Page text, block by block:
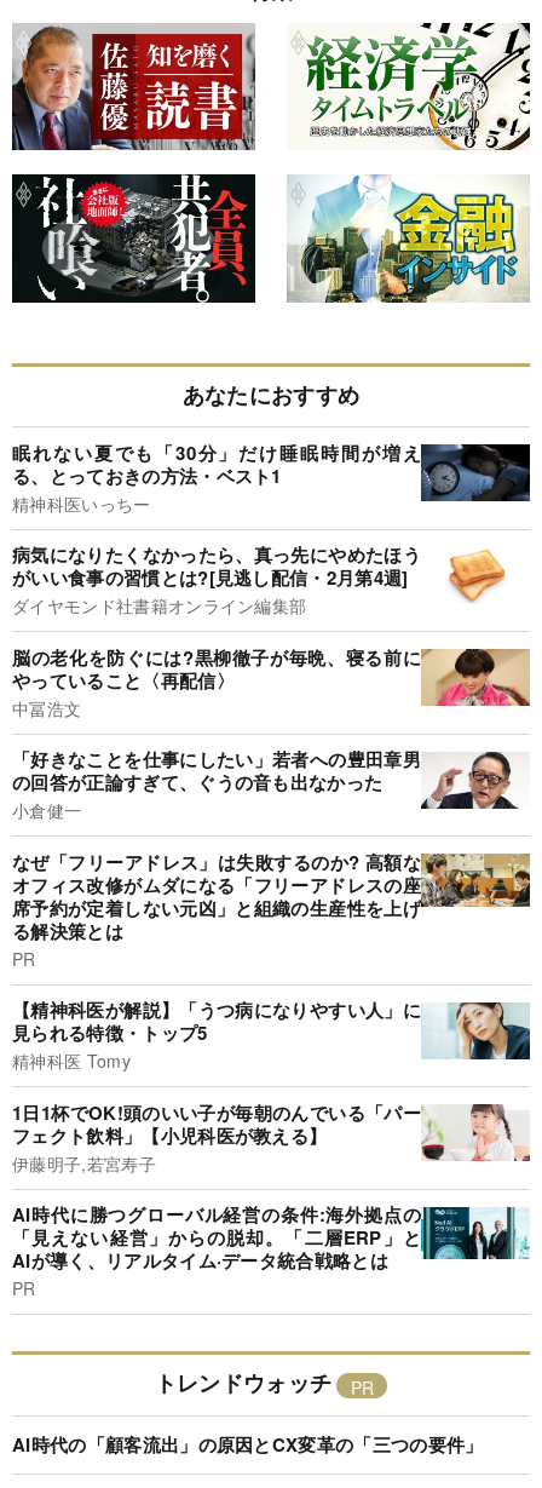
あなたにおすすめ
眠れない夏でも「30分」だけ睡眠時間が増え
る、とっておきの方法・ベスト1
精神科医いっちー
病気になりたくなかったら、真っ先にやめたほう
がいい食事の習慣とは?[見逃し配信・2月第4週]
ダイヤモンド社書籍オンライン編集部
脳の老化を防ぐには?黒柳徹子が毎晩、寝る前に
やっていること〈再配信〉
中冨浩文
「好きなことを仕事にしたい」若者への豊田章男
の回答が正論すぎて、ぐうの音も出なかった
小倉健一
なぜ「フリーアドレス」は失敗するのか? 高額な
オフィス改修がムダになる「フリーアドレスの座
席予約が定着しない元凶」と組織の生産性を上げ
る解決策とは
PR
【精神科医が解説】「うつ病になりやすい人」に
見られる特徴・トップ5
精神科医 Tomy
1日1杯でOK!頭のいい子が毎朝のんでいる「パー
フェクト飲料」【小児科医が教える】
伊藤明子,若宮寿子
AI時代に勝つグローバル経営の条件:海外拠点の
「見えない経営」からの脱却。「二層ERP」と
AIが導く、リアルタイム·データ統合戦略とは
PR
トレンドウォッチ
AI時代の「顧客流出」の原因とCX変革の「三つの要件」